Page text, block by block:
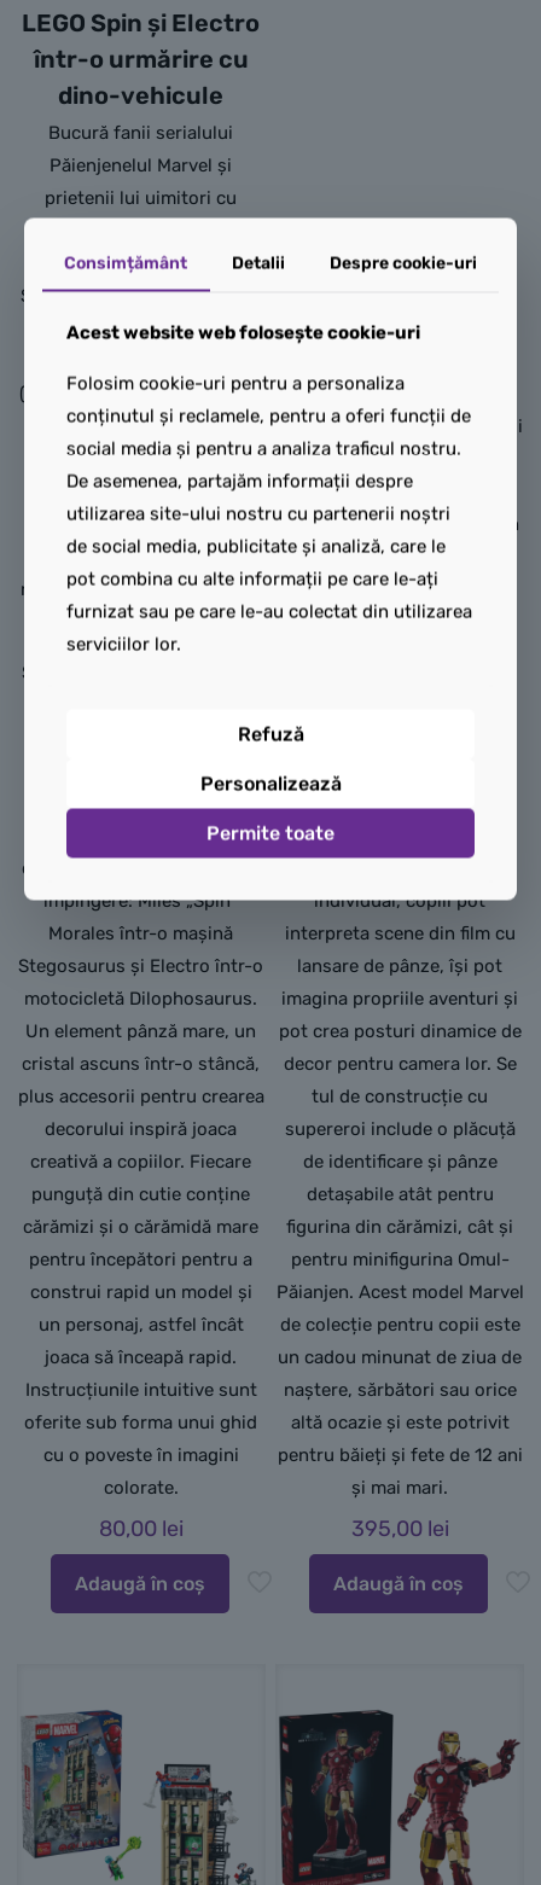
LEGO Spin și Electro
într-o urmărire cu
dino-vehicule
Bucură fanii serialului
Păienjenelul Marvel și
prietenii lui uimitori cu
construcție cu supereroi.
Setul de construcție și joacă
Spin și Electro într-o
(11198) este conceput pentru
a dezvolta încrederea
creativă a copiilor, a le
îmbunătăți abilitățile de
rezolvare a problemelor și a
le inspira joaca fantezistă
nelimitată băieților și fetelor
de 4 ani și mai mari.
Setul recreează acțiunea din
serialului TV Păienjenelul
Marvel și prietenii lui
uimitori. Include 2
minifigurine supereroi și 2
dino-vehicule acționate prin
împingere: Miles „Spin”
Morales într-o mașină
Stegosaurus și Electro într-o
motocicletă Dilophosaurus.
Un element pânză mare, un
cristal ascuns într-o stâncă,
plus accesorii pentru crearea
decorului inspiră joaca
creativă a copiilor. Fiecare
punguță din cutie conține
cărămizi și o cărămidă mare
pentru începători pentru a
construi rapid un model și
un personaj, astfel încât
joaca să înceapă rapid.
Instrucțiunile intuitive sunt
oferite sub forma unui ghid
cu o poveste în imagini
colorate.
80,00 lei
Adaugă în coș
LEGO Figurină erou
Omul Păianjen
Dă viață acțiunii cu supereroi
din Spider-Man: Brand New
Day cu setul de construcție
Figurină erou Omul Păianjen
(76346), complet articulată.
Această figurină LEGO® ǀ
Marvel articulată, cu
Cu 24 de puncte de
articulație, incluzând
individual, copiii pot
interpreta scene din film cu
lansare de pânze, își pot
imagina propriile aventuri și
pot crea posturi dinamice de
decor pentru camera lor. Se
tul de construcție cu
supereroi include o plăcuță
de identificare și pânze
detașabile atât pentru
figurina din cărămizi, cât și
pentru minifigurina Omul-
Păianjen. Acest model Marvel
de colecție pentru copii este
un cadou minunat de ziua de
naștere, sărbători sau orice
altă ocazie și este potrivit
pentru băieți și fete de 12 ani
și mai mari.
395,00 lei
Adaugă în coș
Consimțământ Detalii Despre cookie-uri
Acest website web folosește cookie-uri
Folosim cookie-uri pentru a personaliza
conținutul și reclamele, pentru a oferi funcții de
social media și pentru a analiza traficul nostru.
De asemenea, partajăm informații despre
utilizarea site-ului nostru cu partenerii noștri
de social media, publicitate și analiză, care le
pot combina cu alte informații pe care le-ați
furnizat sau pe care le-au colectat din utilizarea
serviciilor lor.
Refuză
Personalizează
Permite toate